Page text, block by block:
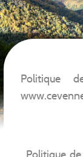
Politique